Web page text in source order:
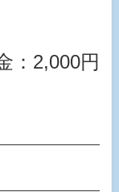
：2,000円